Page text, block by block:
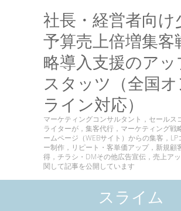
社長・経営者向け
予算売上倍増集客
略導入支援のアッ
スタッツ（全国オ
ライン対応）
マーケティングコンサルタント，セールス
ライターが，集客代行，マーケティング戦
ームページ（WEBサイト）からの集客，LP
ー制作，リピート・客単価アップ，新規顧
得，チラシ・DMその他広告宣伝，売上ア
関して記事を公開しています
スライム